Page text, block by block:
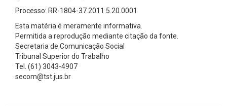
Processo: RR-1804-37.2011.5.20.0001
Esta matéria é meramente informativa.
Permitida a reprodução mediante citação da fonte.
Secretaria de Comunicação Social
Tribunal Superior do Trabalho
Tel. (61) 3043-4907
secom@tst.jus.br